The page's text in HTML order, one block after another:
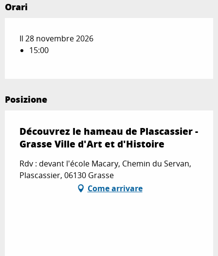
Orari
Il 28 novembre 2026
15:00
Posizione
Découvrez le hameau de Plascassier -
Grasse Ville d'Art et d'Histoire
Rdv : devant l'école Macary, Chemin du Servan,
Plascassier, 06130 Grasse
Come arrivare